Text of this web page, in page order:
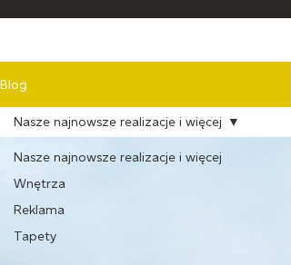
Blog
Nasze najnowsze realizacje i więcej
Wnętrza
Reklama
Tapety
Nasze najnowsze realizacje i więcej